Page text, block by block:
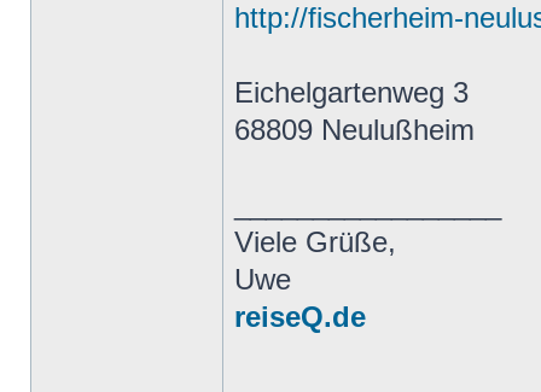
http://fischerheim-
Eichelgartenweg 3
68809 Neulußheim
Viele Grüße,
Uwe
reiseQ.de